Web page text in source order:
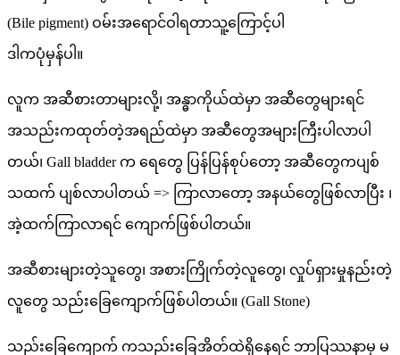
(Bile pigment) ဝမ်းအရောင်ဝါရတာသူ့ကြောင့်ပါ
ဒါကပုံမှန်ပါ။
လူက အဆီစားတာများလို့၊ အန္ဓာကိုယ်ထဲမှာ အဆီတွေများရင်
အသည်းကထုတ်တဲ့အရည်ထဲမှာ အဆီတွေအများကြီးပါလာပါ
တယ်၊ Gall bladder က ရေတွေ ပြန်ပြန်စုပ်တော့ အဆီတွေကပျစ်
သထက် ပျစ်လာပါတယ် => ကြာလာတော့ အနယ်တွေဖြစ်လာပြီး ၊
အဲ့ထက်ကြာလာရင် ကျောက်ဖြစ်ပါတယ်။
အဆီစားများတဲ့သူတွေ၊ အစားကြိုက်တဲ့လူတွေ၊ လှုပ်ရှားမှုနည်းတဲ့
လူတွေ သည်းခြေကျောက်ဖြစ်ပါတယ်။ (Gall Stone)
သည်းခြေကျောက် ကသည်းခြေအိတ်ထဲရှိနေရင် ဘာပြဿနာမှ မ